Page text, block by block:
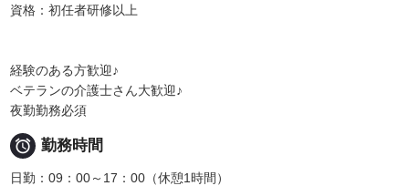
資格：初任者研修以上
経験のある方歓迎♪
ベテランの介護士さん大歓迎♪
夜勤勤務必須
 勤務時間
日勤：09：00～17：00（休憩1時間）